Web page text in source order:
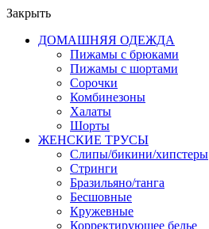
Закрыть
ДОМАШНЯЯ ОДЕЖДА
Пижамы с брюками
Пижамы с шортами
Сорочки
Комбинезоны
Халаты
Шорты
ЖЕНСКИЕ ТРУСЫ
Слипы/бикини/хипстеры
Стринги
Бразильяно/танга
Бесшовные
Кружевные
Корректирующее белье